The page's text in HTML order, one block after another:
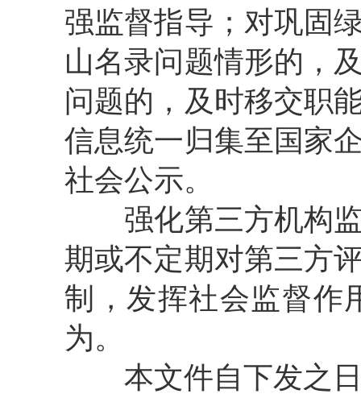
强监督指导；对巩固
山名录问题情形的，
问题的，及时移交职
信息统一归集至国家
社会公示。
强化第三方机构
期或不定期对第三方
制，发挥社会监督作
为。
本文件自下发之